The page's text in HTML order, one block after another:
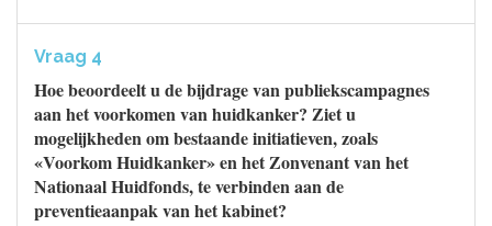
Vraag 4
Hoe beoordeelt u de bijdrage van publiekscampagnes
aan het voorkomen van huidkanker? Ziet u
mogelijkheden om bestaande initiatieven, zoals
«Voorkom Huidkanker» en het Zonvenant van het
Nationaal Huidfonds, te verbinden aan de
preventieaanpak van het kabinet?